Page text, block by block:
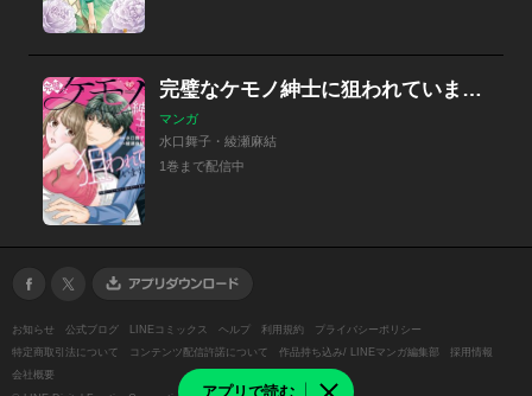
アプリで読む
完璧なケモノ紳士に狙われています。
マンガ
水口舞子・綾瀬麻結
1巻まで配信中
お知らせ 公式ブログ LINEコミックス ヘルプ 利用規約
プライバシーポリシー
特定商取引法について
コンテンツ配信許諾について 作品持ち込み/ LINEマンガ編集部
採用情報
会社概要